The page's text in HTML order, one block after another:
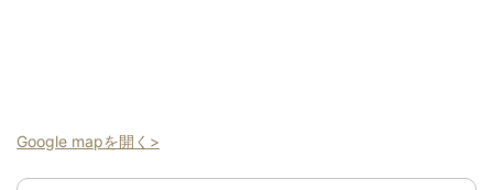
Google mapを開く>